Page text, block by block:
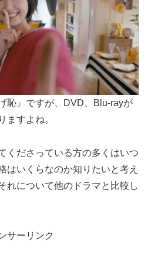
恥』ですが、DVD、Blu-rayが
ますよね。
くださっている方の多くはいつ
はいくらなのか知りたいと考え
れについて他のドラマと比較し
サーリンク